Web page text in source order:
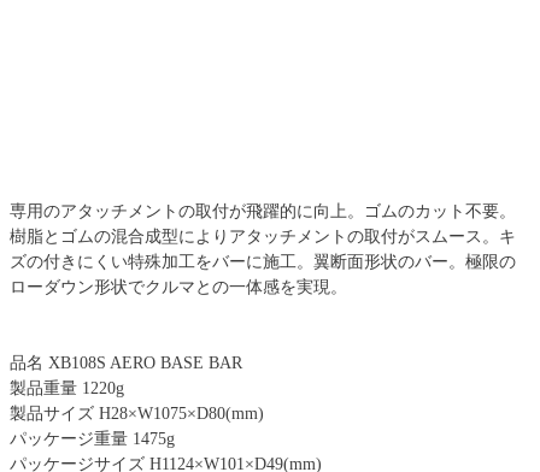
専用のアタッチメントの取付が飛躍的に向上。ゴムのカット不要。
樹脂とゴムの混合成型によりアタッチメントの取付がスムース。キ
ズの付きにくい特殊加工をバーに施工。翼断面形状のバー。極限の
ローダウン形状でクルマとの一体感を実現。
品名 XB108S AERO BASE BAR
製品重量 1220g
製品サイズ H28×W1075×D80(mm)
パッケージ重量 1475g
パッケージサイズ H1124×W101×D49(mm)